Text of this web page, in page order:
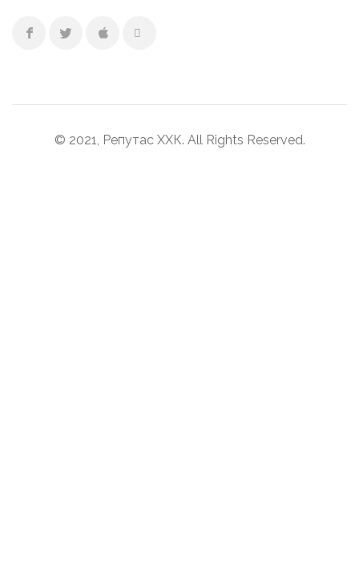
© 2021, Репутас ХХК. All Rights Reserved.